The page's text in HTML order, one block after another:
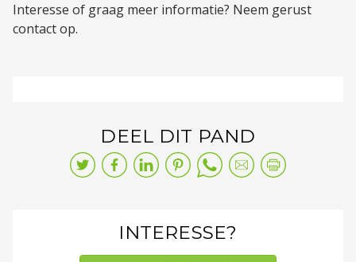
Interesse of graag meer informatie? Neem gerust
contact op.
DEEL DIT PAND
INTERESSE?